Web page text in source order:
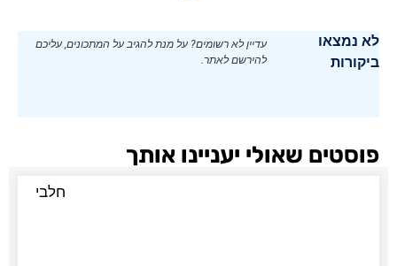
לא נמצאו
ביקורות
עדיין לא רשומים? על מנת להגיב על המתכונים, עליכם
להירשם לאתר.
פוסטים שאולי יעניינו אותך
חלבי